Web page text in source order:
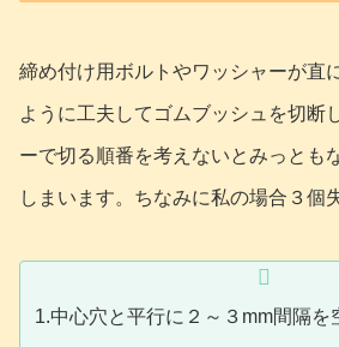
締め付け用ボルトやワッシャーが直
ように工夫してゴムブッシュを切断
ーで切る順番を考えないとみっとも
しまいます。ちなみに私の場合３個
1.中心穴と平行に２～３mm間隔を